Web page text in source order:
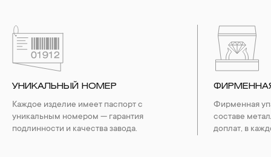
необходимо хранить отдельно от других камней.
3. Ни в коем случае не храните украшения в ванной
бирюза, малахит и янтарь.
УНИКАЛЬНЫЙ НОМЕР
Каждое изделие имеет паспорт с
уникальным номером — гарантия
подлинности и качества завода.
Фирменная
составе
доплат, в